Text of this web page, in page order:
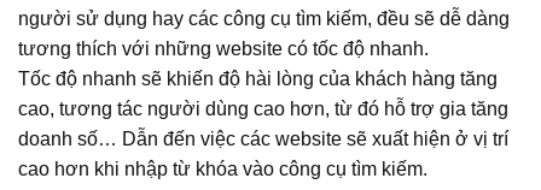
người sử dụng hay các công cụ tìm kiếm, đều sẽ dễ dàng
tương thích với những website có tốc độ nhanh.
Tốc độ nhanh sẽ khiến độ hài lòng của khách hàng tăng
cao, tương tác người dùng cao hơn, từ đó hỗ trợ gia tăng
doanh số… Dẫn đến việc các website sẽ xuất hiện ở vị trí
cao hơn khi nhập từ khóa vào công cụ tìm kiếm.